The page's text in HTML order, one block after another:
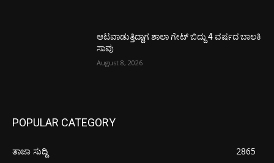
ಆಟವಾಡುತ್ತಿದ್ದಾಗ ಶಾಲಾ ಗೇಟ್‌ ಬಿದ್ದು 4 ವರ್ಷದ ಬಾಲಕಿ
ಸಾವು
August 8, 2026
POPULAR CATEGORY
ತಾಜಾ ಸುದ್ದಿ
2865